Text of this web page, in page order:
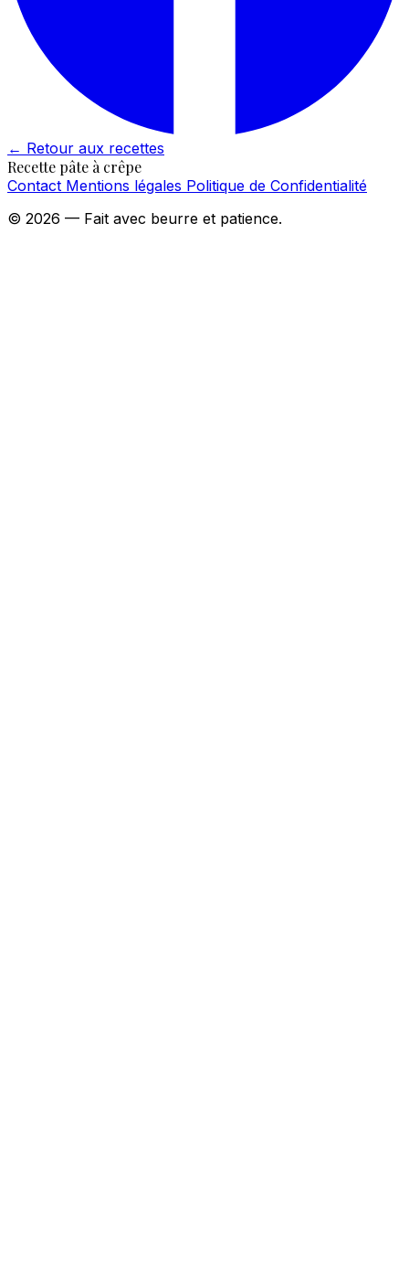
← Retour aux recettes
Recette pâte à crêpe
Contact Mentions légales Politique de Confidentialité
© 2026 — Fait avec beurre et patience.